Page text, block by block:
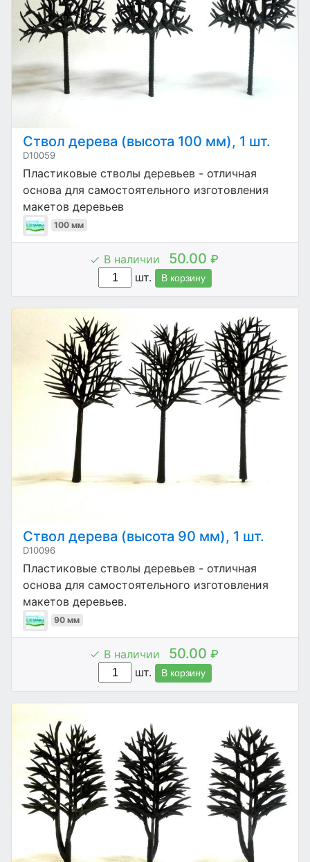
Ствол дерева (высота 100 мм), 1 шт.
D10059
Пластиковые стволы деревьев - отличная
основа для самостоятельного изготовления
макетов деревьев
100 мм
В наличии 50.00 ₽
шт.
В корзину
Ствол дерева (высота 90 мм), 1 шт.
D10096
Пластиковые стволы деревьев - отличная
основа для самостоятельного изготовления
макетов деревьев.
90 мм
В наличии 50.00 ₽
шт.
В корзину